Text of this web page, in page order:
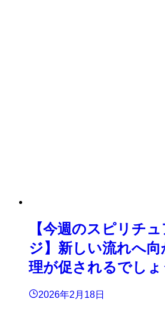
【今週のスピリチ
ジ】新しい流れへ
理が促されるでしょ
2026年2月18日